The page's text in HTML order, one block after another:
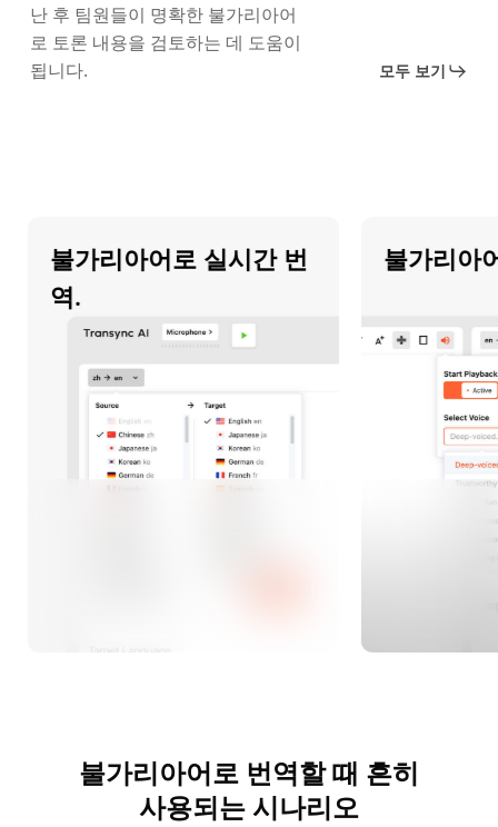
난 후 팀원들이 명확한 불가리아어
로 토론 내용을 검토하는 데 도움이
됩니다.
모두 보기
불가리아어로 실시간 번
불가리아어
불가리아어로 번역할 때 흔히
사용되는 시나리오